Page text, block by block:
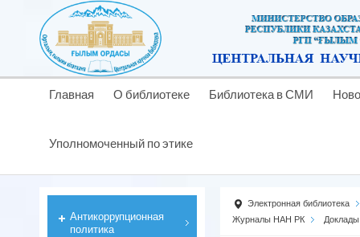
Главная О библиотеке Библиотека в СМИ
Уполномоченный по этике
Электронная библиотека
Журналы НАН РК
Антикоррyпционная
политика